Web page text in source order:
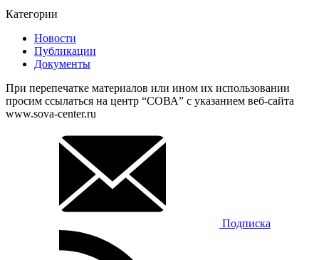
Категории
Новости
Публикации
Документы
При перепечатке материалов или ином их использовании
просим ссылаться на центр “СОВА” с указанием веб-сайта
www.sova-center.ru
Подписка